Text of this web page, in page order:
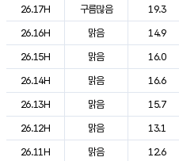
26.17H
구름많음 19.3
26.16H
맑음 14.9
26.15H
맑음 16.0
26.14H
맑음 16.6
26.13H
맑음 15.7
26.12H
맑음 13.1
26.11H
맑음 12.6